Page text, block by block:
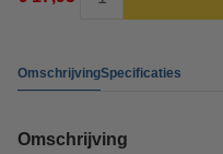
OmschrijvingSpecificaties
Omschrijving